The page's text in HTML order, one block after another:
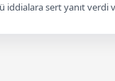
iddialara sert yanıt